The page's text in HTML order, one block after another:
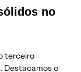
no
terceiro
Destacamos o